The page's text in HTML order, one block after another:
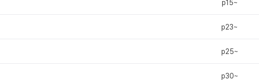
p15~
p23~
p25~
p30~